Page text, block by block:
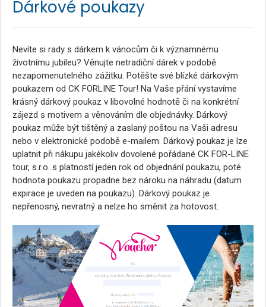
Dárkové poukazy
Nevíte si rady s dárkem k vánocům či k významnému
životnímu jubileu? Věnujte netradiční dárek v podobě
nezapomenutelného zážitku. Potěšte své blízké dárkovým
poukazem od CK FORLINE Tour! Na Vaše přání vystavíme
krásný dárkový poukaz v libovolné hodnotě či na konkrétní
zájezd s motivem a věnováním dle objednávky. Dárkový
poukaz může být tištěný a zaslaný poštou na Vaši adresu
nebo v elektronické podobě e-mailem. Dárkový poukaz je lze
uplatnit při nákupu jakékoliv dovolené pořádané CK FOR-LINE
tour, s.r.o. s platností jeden rok od objednání poukazu, poté
hodnota poukazu propadne bez nároku na náhradu (datum
expirace je uveden na poukazu). Dárkový poukaz je
nepřenosný, nevratný a nelze ho směnit za hotovost.